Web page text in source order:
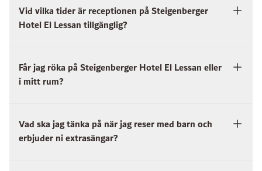
Vid vilka tider är receptionen på Steigenberger
Hotel El Lessan tillgänglig?
Får jag röka på Steigenberger Hotel El Lessan eller
i mitt rum?
Vad ska jag tänka på när jag reser med barn och
erbjuder ni extrasängar?